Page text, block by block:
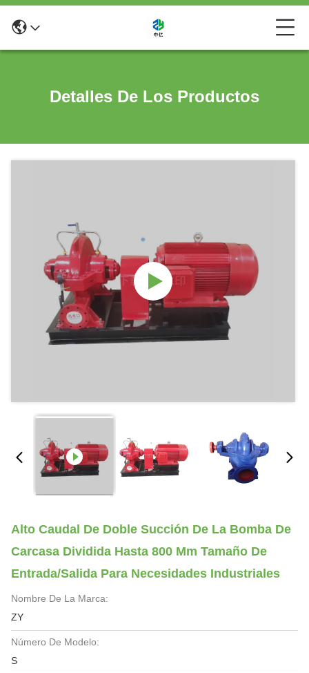
Detalles De Los Productos
Alto Caudal De Doble Succión De La Bomba De
Carcasa Dividida Hasta 800 Mm Tamaño De
Entrada/salida Para Necesidades Industriales
Nombre De La Marca:
ZY
Número De Modelo:
S